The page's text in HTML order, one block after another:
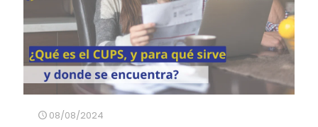
08/08/2024